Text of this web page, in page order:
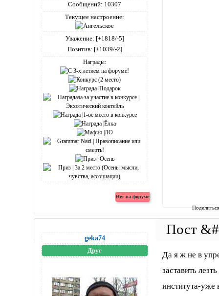
Сообщений: 10307
Текущее настроение:
Уважение: [+1818/-5]
Позитив: [+1039/-2]
Награды:
geka74
Друг
Да я ж не в
заставить
института-уже